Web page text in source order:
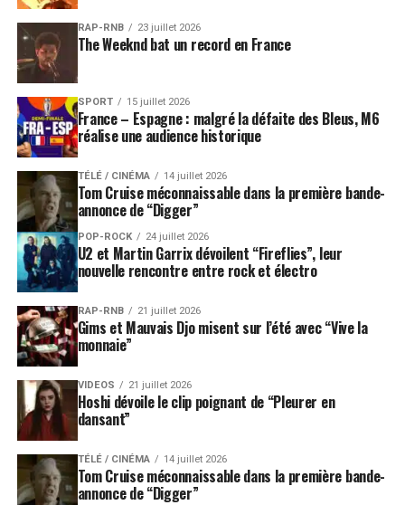
RAP-RNB 23 juillet 2026
The Weeknd bat un record en France
SPORT 15 juillet 2026
France – Espagne : malgré la défaite des Bleus, M6
réalise une audience historique
TÉLÉ / CINÉMA 14 juillet 2026
Tom Cruise méconnaissable dans la première bande-
annonce de “Digger”
POP-ROCK 24 juillet 2026
U2 et Martin Garrix dévoilent “Fireflies”, leur
nouvelle rencontre entre rock et électro
RAP-RNB 21 juillet 2026
Gims et Mauvais Djo misent sur l’été avec “Vive la
monnaie”
VIDEOS 21 juillet 2026
Hoshi dévoile le clip poignant de “Pleurer en
dansant”
TÉLÉ / CINÉMA 14 juillet 2026
Tom Cruise méconnaissable dans la première bande-
annonce de “Digger”